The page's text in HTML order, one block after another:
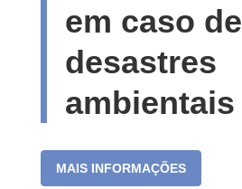
em caso de
desastres
ambientais
MAIS INFORMAÇÕES